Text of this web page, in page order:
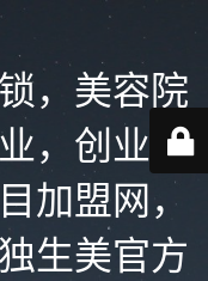
，美容院
，创业加
加盟网，
生美官方